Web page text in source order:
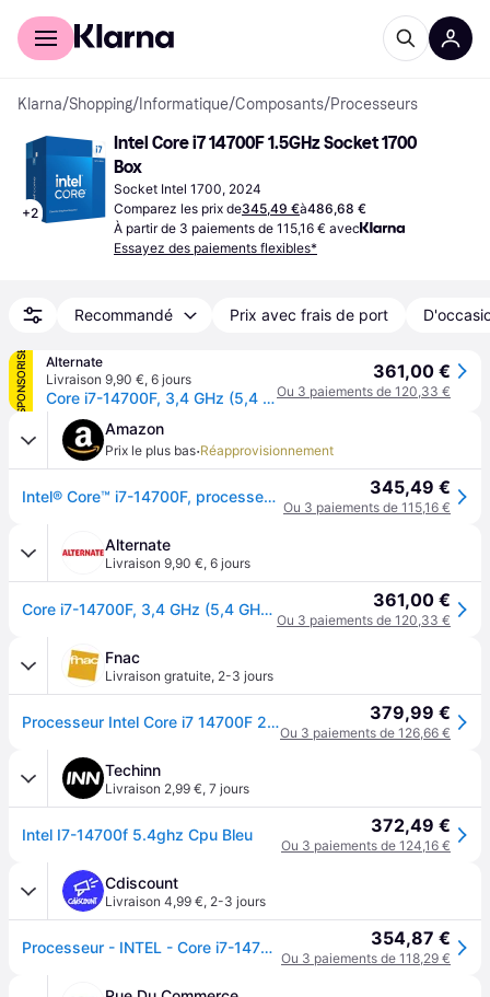
Acheter avec Klarna
Klarna/Shopping/ Informatique/Composants/Processeurs
+2
Intel Core i7 14700F 1.5GHz Socket 1700
Box
Socket Intel 1700, 2024
Comparez les prix de345,49 €à486,68 €
À partir de 3 paiements de 115,16 € avec
Essayez des paiements flexibles*
Recommandé Prix avec frais de port
SPONSORISÉ
Alternate
Livraison 9,90 €, 6 jours
Core i7-14700F, 3,4 GHz (5,4 GHz Turbo Boost) socket 1700 processeur
361,00 €
Ou 3 paiements de 120,33 €
Amazon
Prix le plus bas·Réapprovisionnement
Intel® Core™ i7-14700F, processeur pour PC de Bureau, 20 cœurs (8 P-Cores + 12 E-Cores) jusqu'à 5,4 GHz 345,49 €
Ou 3 paiements de 115,16 €
Alternate
Livraison 9,90 €, 6 jours
Core i7-14700F, 3,4 GHz (5,4 GHz Turbo Boost) socket 1700 processeur 361,00 €
Ou 3 paiements de 120,33 €
Fnac
Livraison gratuite, 2-3 jours
Processeur Intel Core i7 14700F 20 cœurs 2,1 / 5,4 GHz 379,99 €
Ou 3 paiements de 126,66 €
Techinn
Livraison 2,99 €, 7 jours
Intel I7-14700f 5.4ghz Cpu Bleu 372,49 €
Ou 3 paiements de 124,16 €
Cdiscount
Livraison 4,99 €, 2-3 jours
Processeur - INTEL - Core i7-14700F 5.4GHz LGA1700 Box - Bleu 354,87 €
Ou 3 paiements de 118,29 €